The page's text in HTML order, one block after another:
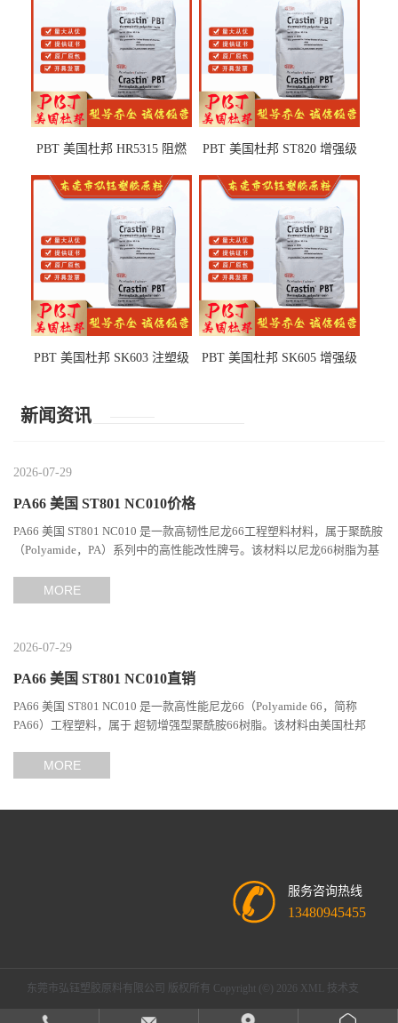
PBT 美国杜邦 HR5315 阻燃
部件
PBT 美国杜邦 ST820 增强级
PBT 美国杜邦 SK603 注塑级
PBT 美国杜邦 SK605 增强级
新闻资讯
2026-07-29
PA66 美国 ST801 NC010价格
PA66 美国 ST801 NC010 是一款高韧性尼龙66工程塑料材料，属于聚酰胺
（Polyamide，PA）系列中的高性能改性牌号。该材料以尼龙66树脂为基
MORE
2026-07-29
PA66 美国 ST801 NC010直销
PA66 美国 ST801 NC010 是一款高性能尼龙66（Polyamide 66，简称
PA66）工程塑料，属于 超韧增强型聚酰胺66树脂。该材料由美国杜邦
MORE
服务咨询热线
13480945455
东莞市弘钰塑胶原料有限公司 版权所有 Copyright (©) 2026 XML 技术支
持： 食品商务网